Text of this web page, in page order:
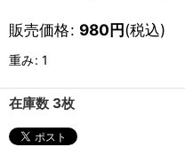
販売価格: 980円(税込)
重み: 1
在庫数 3枚